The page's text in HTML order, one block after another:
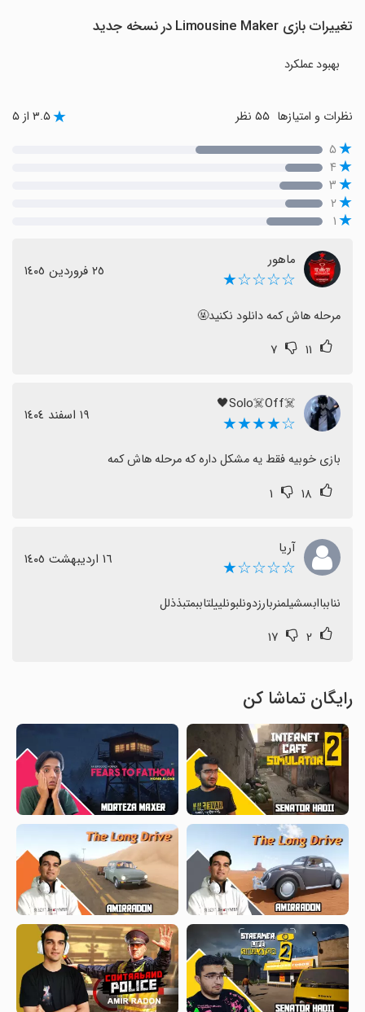
تغییرات بازی Limousine Maker در نسخه جدید
بهبود عملکرد
نظرات و امتیازها ۳.۵ از ۵
۵
۴
۳
۲
۱
ماهور
☆☆☆☆★ ٢٥ فروردین ١٤٠٥
مرحله هاش کمه دانلود نکنید🤬
۱۱ ۷
☠️Solo☠️Off🖤
☆★★★★ ١٩ اسفند ١٤٠٤
بازی خوبیه فقط یه مشکل داره که مرحله هاش کمه
۱۸ ۱
آریا
☆☆☆☆★ ١٦ اردیبهشت ١٤٠٥
ننابباابسشیلمنربارزدونلبونلییلتاببمتبذذلل
۲ ۱۷
رایگان تماشا کن